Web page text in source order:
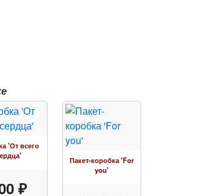
'От всего
₽
Пакет-коробка 'For
you'